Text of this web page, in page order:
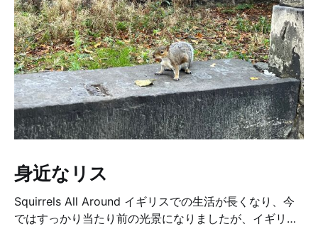
身近なリス
Squirrels All Around イギリスでの生活が長くなり、今
ではすっかり当たり前の光景になりましたが、イギリス